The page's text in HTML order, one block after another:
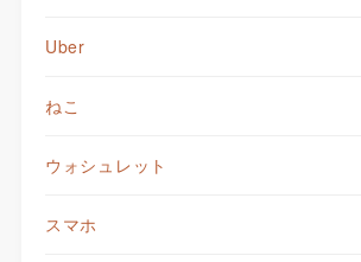
Uber
ねこ
ウォシュレット
スマホ